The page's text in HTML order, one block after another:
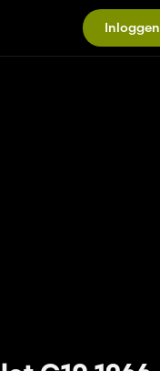
Inloggen